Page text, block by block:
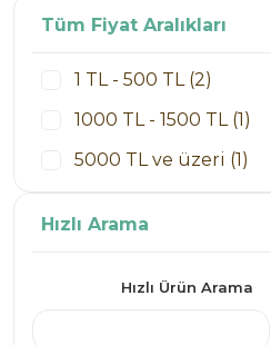
Tüm Fiyat Aralıkları
1 TL - 500 TL (2)
1000 TL - 1500 TL (1)
5000 TL ve üzeri (1)
Hızlı Arama
Hızlı Ürün Arama